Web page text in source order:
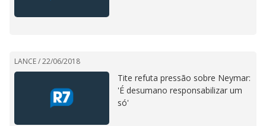
LANCE /22/06/2018
Tite refuta pressão sobre Neymar:
'É desumano responsabilizar um
só'